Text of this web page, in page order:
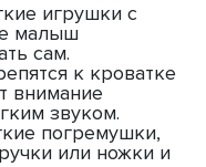
игрушки с
малыш
сам.
к кроватке
внимание
звуком.
погремушки,
или ножки и